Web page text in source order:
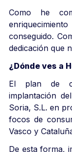
Como he
conseguido.
dedicación que
¿Dónde ves a
El plan de
implantación
Soria, S.L. en
focos de
Vasco y
De esta forma,